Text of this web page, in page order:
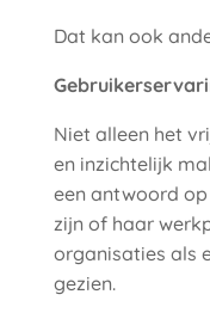
Dat kan ook
Niet alleen het
en inzichtelijk
een antwoord
zijn of haar
organisaties als
gezien.